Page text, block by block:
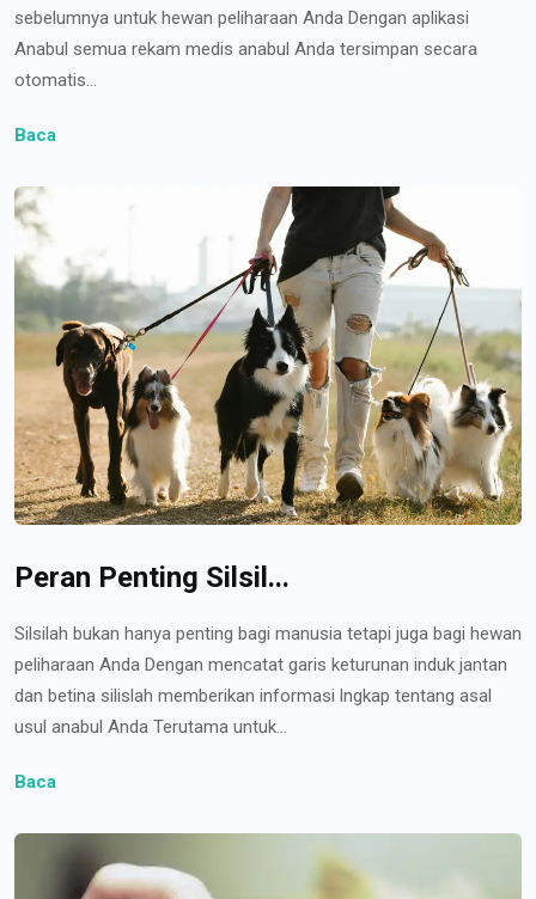
sebelumnya untuk hewan peliharaan Anda Dengan aplikasi
Anabul semua rekam medis anabul Anda tersimpan secara
otomatis...
Baca
Peran Penting Silsil...
Silsilah bukan hanya penting bagi manusia tetapi juga bagi hewan
peliharaan Anda Dengan mencatat garis keturunan induk jantan
dan betina silislah memberikan informasi lngkap tentang asal
usul anabul Anda Terutama untuk...
Baca